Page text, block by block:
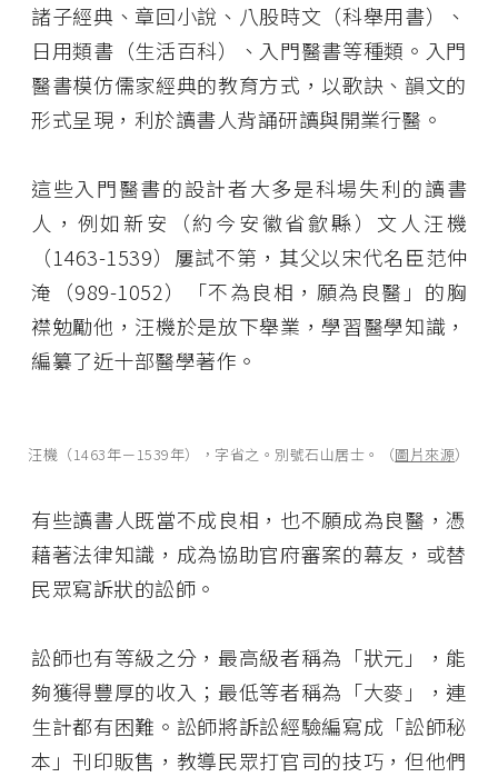
諸子經典、章回小說、八股時文（科舉用書）、
日用類書（生活百科）、入門醫書等種類。入門
醫書模仿儒家經典的教育方式，以歌訣、韻文的
形式呈現，利於讀書人背誦研讀與開業行醫。
這些入門醫書的設計者大多是科場失利的讀書
人，例如新安（約今安徽省歙縣）文人汪機
（1463-1539）屢試不第，其父以宋代名臣范仲
淹（989-1052）「不為良相，願為良醫」的胸
襟勉勵他，汪機於是放下舉業，學習醫學知識，
編纂了近十部醫學著作。
汪機（1463年－1539年），字省之。別號石山居士。（圖片來源）
有些讀書人既當不成良相，也不願成為良醫，憑
藉著法律知識，成為協助官府審案的幕友，或替
民眾寫訴狀的訟師。
訟師也有等級之分，最高級者稱為「狀元」，能
夠獲得豐厚的收入；最低等者稱為「大麥」，連
生計都有困難。訟師將訴訟經驗編寫成「訟師秘
本」刊印販售，教導民眾打官司的技巧，但他們